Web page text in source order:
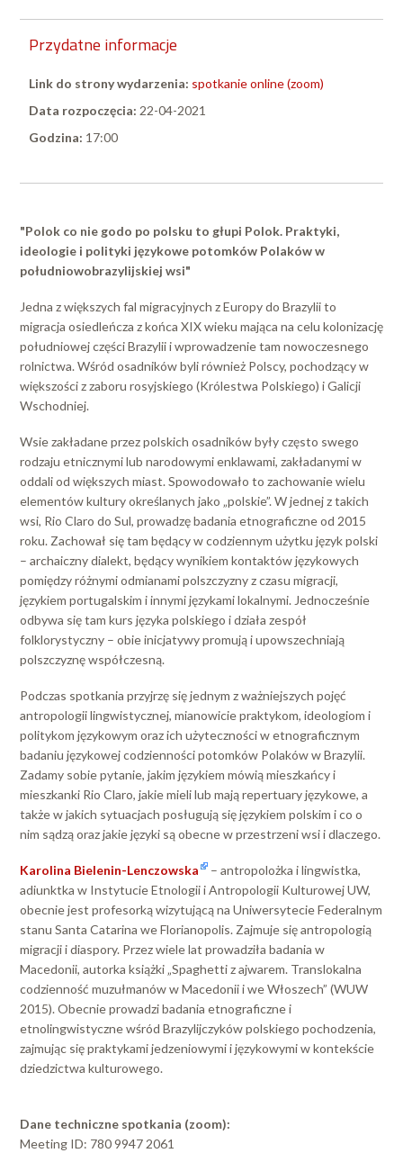
Przydatne informacje
Link do strony wydarzenia: spotkanie online (zoom)
Data rozpoczęcia: 22-04-2021
Godzina: 17:00
"Polok co nie godo po polsku to głupi Polok. Praktyki,
ideologie i polityki językowe potomków Polaków w
południowobrazylijskiej wsi"
Jedna z większych fal migracyjnych z Europy do Brazylii to
migracja osiedleńcza z końca XIX wieku mająca na celu kolonizację
południowej części Brazylii i wprowadzenie tam nowoczesnego
rolnictwa. Wśród osadników byli również Polscy, pochodzący w
większości z zaboru rosyjskiego (Królestwa Polskiego) i Galicji
Wschodniej.
Wsie zakładane przez polskich osadników były często swego
rodzaju etnicznymi lub narodowymi enklawami, zakładanymi w
oddali od większych miast. Spowodowało to zachowanie wielu
elementów kultury określanych jako „polskie”. W jednej z takich
wsi, Rio Claro do Sul, prowadzę badania etnograficzne od 2015
roku. Zachował się tam będący w codziennym użytku język polski
– archaiczny dialekt, będący wynikiem kontaktów językowych
pomiędzy różnymi odmianami polszczyzny z czasu migracji,
językiem portugalskim i innymi językami lokalnymi. Jednocześnie
odbywa się tam kurs języka polskiego i działa zespół
folklorystyczny – obie inicjatywy promują i upowszechniają
polszczyznę współczesną.
Podczas spotkania przyjrzę się jednym z ważniejszych pojęć
antropologii lingwistycznej, mianowicie praktykom, ideologiom i
politykom językowym oraz ich użyteczności w etnograficznym
badaniu językowej codzienności potomków Polaków w Brazylii.
Zadamy sobie pytanie, jakim językiem mówią mieszkańcy i
mieszkanki Rio Claro, jakie mieli lub mają repertuary językowe, a
także w jakich sytuacjach posługują się językiem polskim i co o
nim sądzą oraz jakie języki są obecne w przestrzeni wsi i dlaczego.
Karolina Bielenin-Lenczowska
– antropolożka i lingwistka,
adiunktka w Instytucie Etnologii i Antropologii Kulturowej UW,
obecnie jest profesorką wizytującą na Uniwersytecie Federalnym
stanu Santa Catarina we Florianopolis. Zajmuje się antropologią
migracji i diaspory. Przez wiele lat prowadziła badania w
Macedonii, autorka książki „Spaghetti z ajwarem. Translokalna
codzienność muzułmanów w Macedonii i we Włoszech” (WUW
2015). Obecnie prowadzi badania etnograficzne i
etnolingwistyczne wśród Brazylijczyków polskiego pochodzenia,
zajmując się praktykami jedzeniowymi i językowymi w kontekście
dziedzictwa kulturowego.
Dane techniczne spotkania (zoom):
Meeting ID: 780 9947 2061